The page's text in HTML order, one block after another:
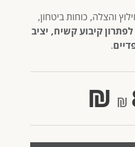
והצלה, כוחות ביטחון,
לפתרון קיבוע קשיח, יציב
.
₪